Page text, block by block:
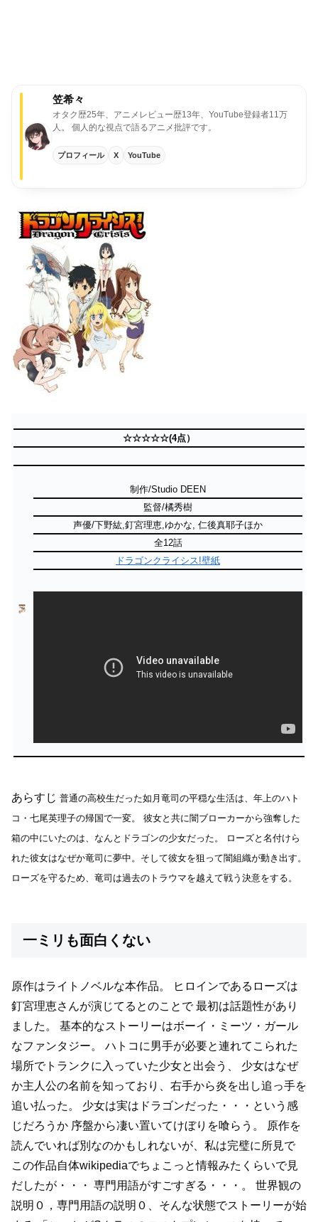
笠希々
オタク歴25年、アニメレビュー歴13年、YouTube登録者11万
人。
個人的な視点で語るアニメ批評です。
プロフィール X YouTube
☆☆☆☆☆(4点）
制作/Studio DEEN
監督/橘秀樹
声優/下野紘,釘宮理恵,ゆかな, 仁後真耶子ほか
全12話
ドラゴンクライシス!壁紙
あらすじ 普通の高校生だった如月竜司の平穏な生活は、年上のハト
コ・七尾英理子の帰国で一変。
彼女と共に闇ブローカーから強奪した
箱の中にいたのは、なんとドラゴンの少女だった。
ローズと名付けら
れた彼女はなぜか竜司に夢中。そして彼女を狙って闇組織が動き出す。
ローズを守るため、竜司は過去のトラウマを越えて戦う決意をする。
一ミリも面白くない
原作はライトノベルな本作品。
ヒロインであるローズは
釘宮理恵さんが演じてるとのことで最初は話題性があり
ました。
基本的なストーリーはボーイ・ミーツ・ガール
なファンタジー。
ハトコに男手が必要と連れてこられた
場所でトランクに入っていた少女と出会う、
少女はなぜ
か主人公の名前を知っており、右手から炎を出し追っ手を
追い払った。
少女は実はドラゴンだった・・・という感
じだろうか 序盤から凄い置いてけぼりを喰らう。
原作を
読んでいれば別なのかもしれないが、私は完璧に所見で
この作品自体wikipediaでちょこっと情報みたくらいで見
だしたが・・・ 専門用語がすごすぎる・・・。
世界観の
説明０，専門用語の説明０、そんな状態でストーリーが始